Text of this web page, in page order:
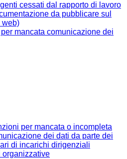
cessati dal rapporto di lavoro
da pubblicare sul
web)
mancata comunicazione dei
per mancata o incompleta
dei dati da parte dei
di incarichi dirigenziali
organizzative